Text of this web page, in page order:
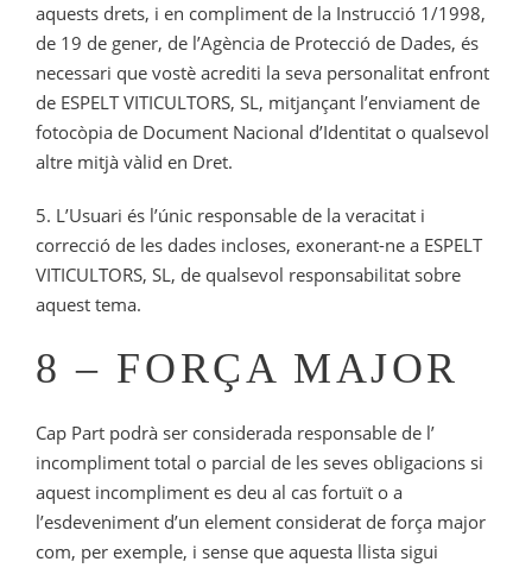
aquests drets, i en compliment de la Instrucció 1/1998,
de 19 de gener, de l’Agència de Protecció de Dades, és
necessari que vostè acrediti la seva personalitat enfront
de ESPELT VITICULTORS, SL, mitjançant l’enviament de
fotocòpia de Document Nacional d’Identitat o qualsevol
altre mitjà vàlid en Dret.
5. L’Usuari és l’únic responsable de la veracitat i
correcció de les dades incloses, exonerant-ne a ESPELT
VITICULTORS, SL, de qualsevol responsabilitat sobre
aquest tema.
8 – FORÇA MAJOR
Cap Part podrà ser considerada responsable de l’
incompliment total o parcial de les seves obligacions si
aquest incompliment es deu al cas fortuït o a
l’esdeveniment d’un element considerat de força major
com, per exemple, i sense que aquesta llista sigui